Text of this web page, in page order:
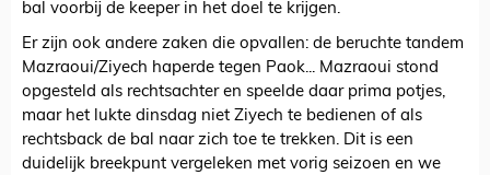
bal voorbij de keeper in het doel te krijgen.
Er zijn ook andere zaken die opvallen: de beruchte tandem
Mazraoui/Ziyech haperde tegen Paok... Mazraoui stond
opgesteld als rechtsachter en speelde daar prima potjes,
maar het lukte dinsdag niet Ziyech te bedienen of als
rechtsback de bal naar zich toe te trekken. Dit is een
duidelijk breekpunt vergeleken met vorig seizoen en we